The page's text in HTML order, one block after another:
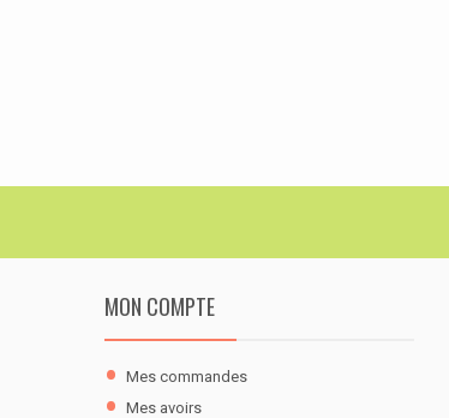
MON COMPTE
Mes commandes
Mes avoirs